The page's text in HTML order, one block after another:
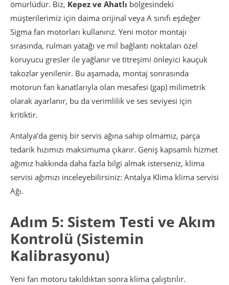
ömürlüdür. Biz, Kepez ve Ahatlı bölgesindeki
müşterilerimiz için daima orijinal veya A sınıfı eşdeğer
Sigma fan motorları kullanırız. Yeni motor montajı
sırasında, rulman yatağı ve mil bağlantı noktaları özel
koruyucu gresler ile yağlanır ve titreşimi önleyici kauçuk
takozlar yenilenir. Bu aşamada, montaj sonrasında
motorun fan kanatlarıyla olan mesafesi (gap) milimetrik
olarak ayarlanır, bu da verimlilik ve ses seviyesi için
kritiktir.
Antalya’da geniş bir servis ağına sahip olmamız, parça
tedarik hızımızı maksimuma çıkarır. Geniş kapsamlı hizmet
ağımız hakkında daha fazla bilgi almak isterseniz, klima
servisi ağımızı inceleyebilirsiniz: Antalya Klima klima servisi
Ağı.
Adım 5: Sistem Testi ve Akım
Kontrolü (Sistemin
Kalibrasyonu)
Yeni fan motoru takıldıktan sonra klima çalıştırılır.